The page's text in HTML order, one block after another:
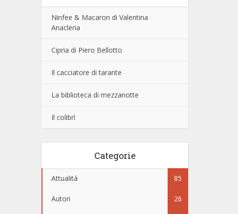
Ninfee & Macaron di Valentina
Anacleria
Cipria di Piero Bellotto
Il cacciatore di tarante
La biblioteca di mezzanotte
Il colibrì
Categorie
Attualità 85
Autori 26